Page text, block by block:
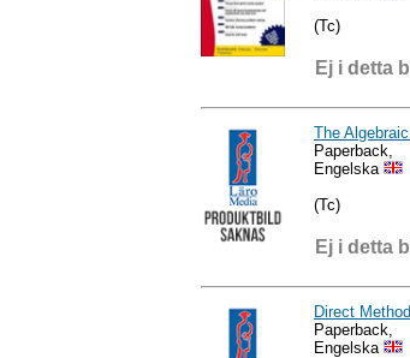
(Tc)
Ej i detta
The
Paperback,
Engelska
(Tc)
Ej i detta
Direct
Paperback,
Engelska